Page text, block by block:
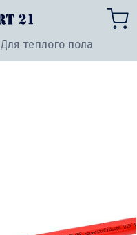
Для теплого пола